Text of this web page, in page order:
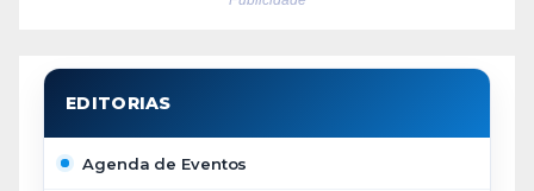
Agenda de Eventos